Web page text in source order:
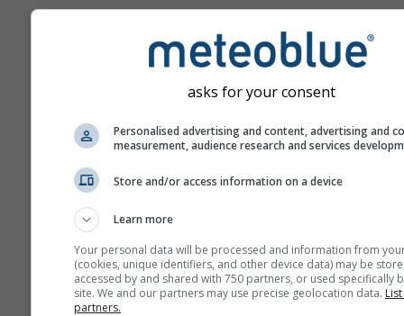
Gli avvisi di maltempo sono
meteoblue da più di 80
in tutto il mondo. meteoblue
all'effettivo contenuto o alla
avvisi. Problemi e questioni
essere segnalati attraverso il
alle istanze appropriate.
asks for your consent
Personalised advertising and content, advertising and
measurement, audience research and services
Store and/or access information on a device
Learn more
Your personal data will be processed and information from
(cookies, unique identifiers, and other device data) may be
accessed by and shared with 750 partners, or used specifically
site. We and our partners may use precise geolocation data.
partners.